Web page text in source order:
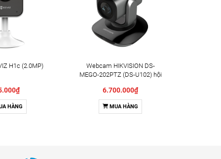
H1c (2.0MP)
HÀNG
Webcam HIKVISION DS-
MEGO-202PTZ (DS-U102) hội
6.700.000₫
MUA HÀNG